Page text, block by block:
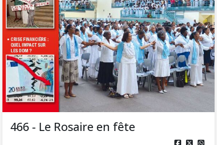
466 - Le Rosaire en fête
  